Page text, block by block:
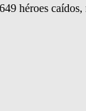
héroes